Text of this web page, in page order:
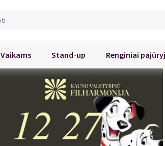
Vaikams Stand-up Renginiai